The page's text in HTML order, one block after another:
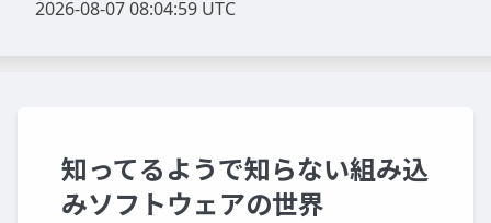
知ってるようで知らない組み込
みソフトウェアの世界